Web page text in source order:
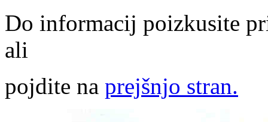
Do informacij poizkusite
ali
pojdite na prejšnjo stran.